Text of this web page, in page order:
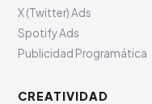
X (Twitter) Ads
Spotify Ads
Publicidad Programática
CREATIVIDAD